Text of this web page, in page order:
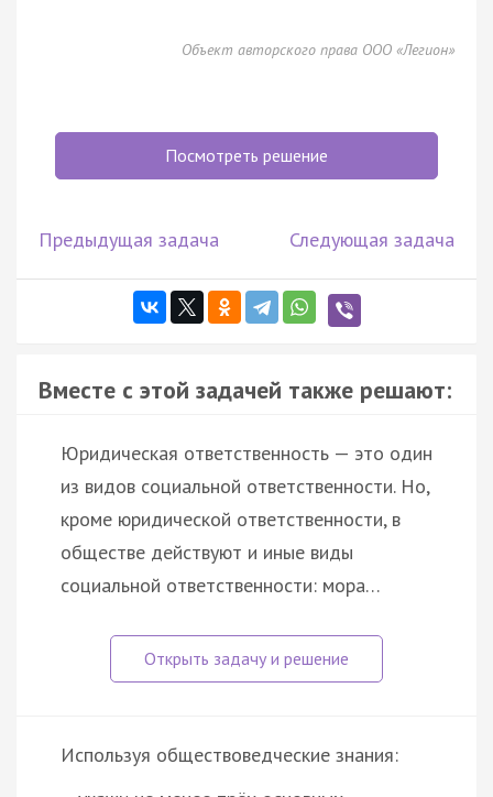
Объект авторского права ООО «Легион»
Посмотреть решение
Предыдущая задача Следующая задача
Вместе с этой задачей также решают:
Юридическая ответственность — это один
из видов социальной ответственности. Но,
кроме юридической ответственности, в
обществе действуют и иные виды
социальной ответственности: мора…
Используя обществоведческие знания: